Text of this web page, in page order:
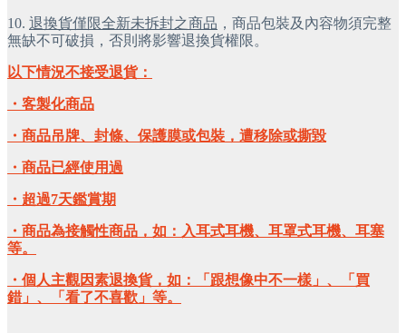
10. 退換貨僅限全新未拆封之商品 ，商品包裝及內容物須完整
無缺不可破損，否則將影響退換貨權限。
以下情況不接受退貨：
・客製化商品
・商品吊牌、封條、保護膜或包裝，遭移除或撕毀
・商品已經使用過
・超過7天鑑賞期
・商品為接觸性商品，如：入耳式耳機、耳罩式耳機、耳塞
等。
・個人主觀因素退換貨，如：「跟想像中不一樣」、「買
錯」、「看了不喜歡」等。